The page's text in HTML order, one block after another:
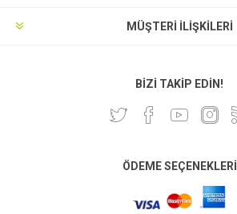
MÜŞTERI İLIŞKILERI
BIZI TAKIP EDIN!
ÖDEME SEÇENEKLERI